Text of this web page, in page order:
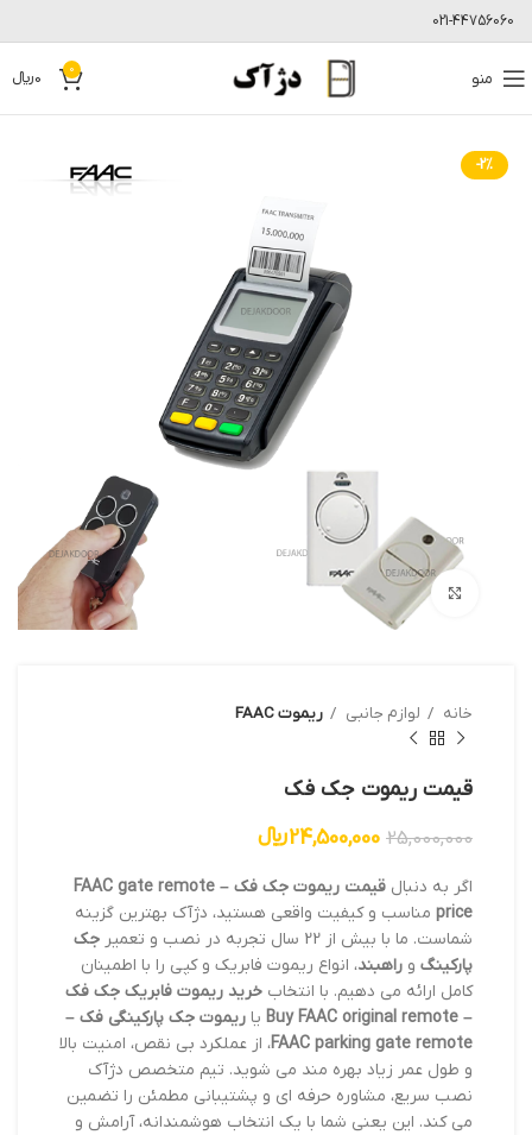
021-44756060
منو 0
0﷼
-2%
بزرگنمایی تصویر
خانه لوازم جانبی ریموت FAAC
قیمت ریموت جک فک
25,000,000
24,500,000﷼
اگر به دنبال
قیمت ریموت جک فک – FAAC gate remote
price مناسب و کیفیت واقعی هستید، دژآک بهترین گزینه
شماست. ما با بیش از 22 سال تجربه در نصب و تعمیر
جک
پارکینگ و راهبند، انواع ریموت فابریک و کپی را با اطمینان
کامل ارائه می دهیم. با انتخاب خرید ریموت فابریک جک فک
– Buy FAAC original remote
یا ریموت جک پارکینگی فک –
FAAC parking gate remote، از عملکرد بی نقص، امنیت بالا
و طول عمر زیاد بهره مند می شوید. تیم متخصص دژآک
نصب سریع، مشاوره حرفه ای و پشتیبانی مطمئن را تضمین
می کند. این یعنی شما با یک انتخاب هوشمندانه، آرامش و